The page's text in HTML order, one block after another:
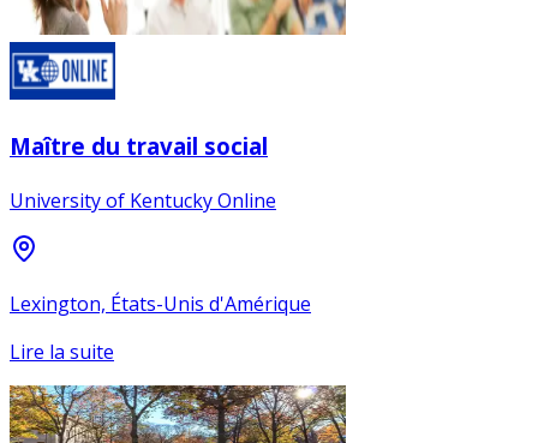
Maître du travail social
University of Kentucky Online
Lexington, États-Unis d'Amérique
Lire la suite